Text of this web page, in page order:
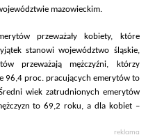
mazowieckim.
przeważały kobiety, które
stanowi województwo śląskie,
przeważają mężczyźni, którzy
96,4 proc. pracujących emerytów to
wiek zatrudnionych emerytów
to 69,2 roku, a dla kobiet –